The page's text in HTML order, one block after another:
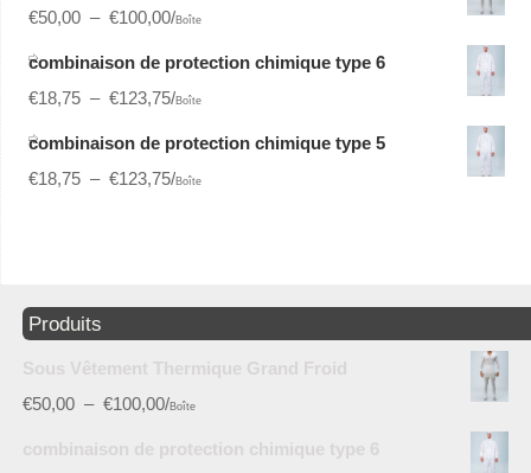
€50,00 – €100,00/Boîte
combinaison de protection chimique type 6
€18,75 – €123,75/Boîte
combinaison de protection chimique type 5
€18,75 – €123,75/Boîte
Produits
Sous Vêtement Thermique Grand Froid
€50,00 – €100,00/Boîte
combinaison de protection chimique type 6